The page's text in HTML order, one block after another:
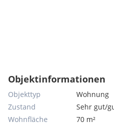
Objektinformationen
Objekttyp
Wohnung
Zustand
Sehr gut/
Wohnfläche
70 m²